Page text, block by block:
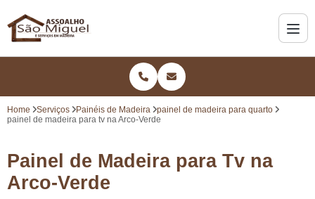
Home Serviços Painéis de Madeira
painel de madeira para quarto
painel de madeira para tv na Arco-Verde
Painel de Madeira para Tv na
Arco-Verde